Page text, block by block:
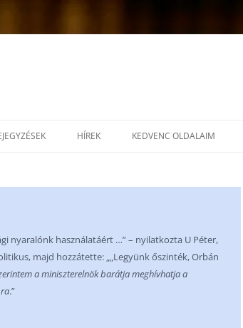
HÍREK KEDVENC OLDALAIM
nyaralónk használatáért …” – nyilatkozta U Péter,
majd hozzátette: „„Legyünk őszinték, Orbán
a miniszterelnök barátja meghívhatja a
.”